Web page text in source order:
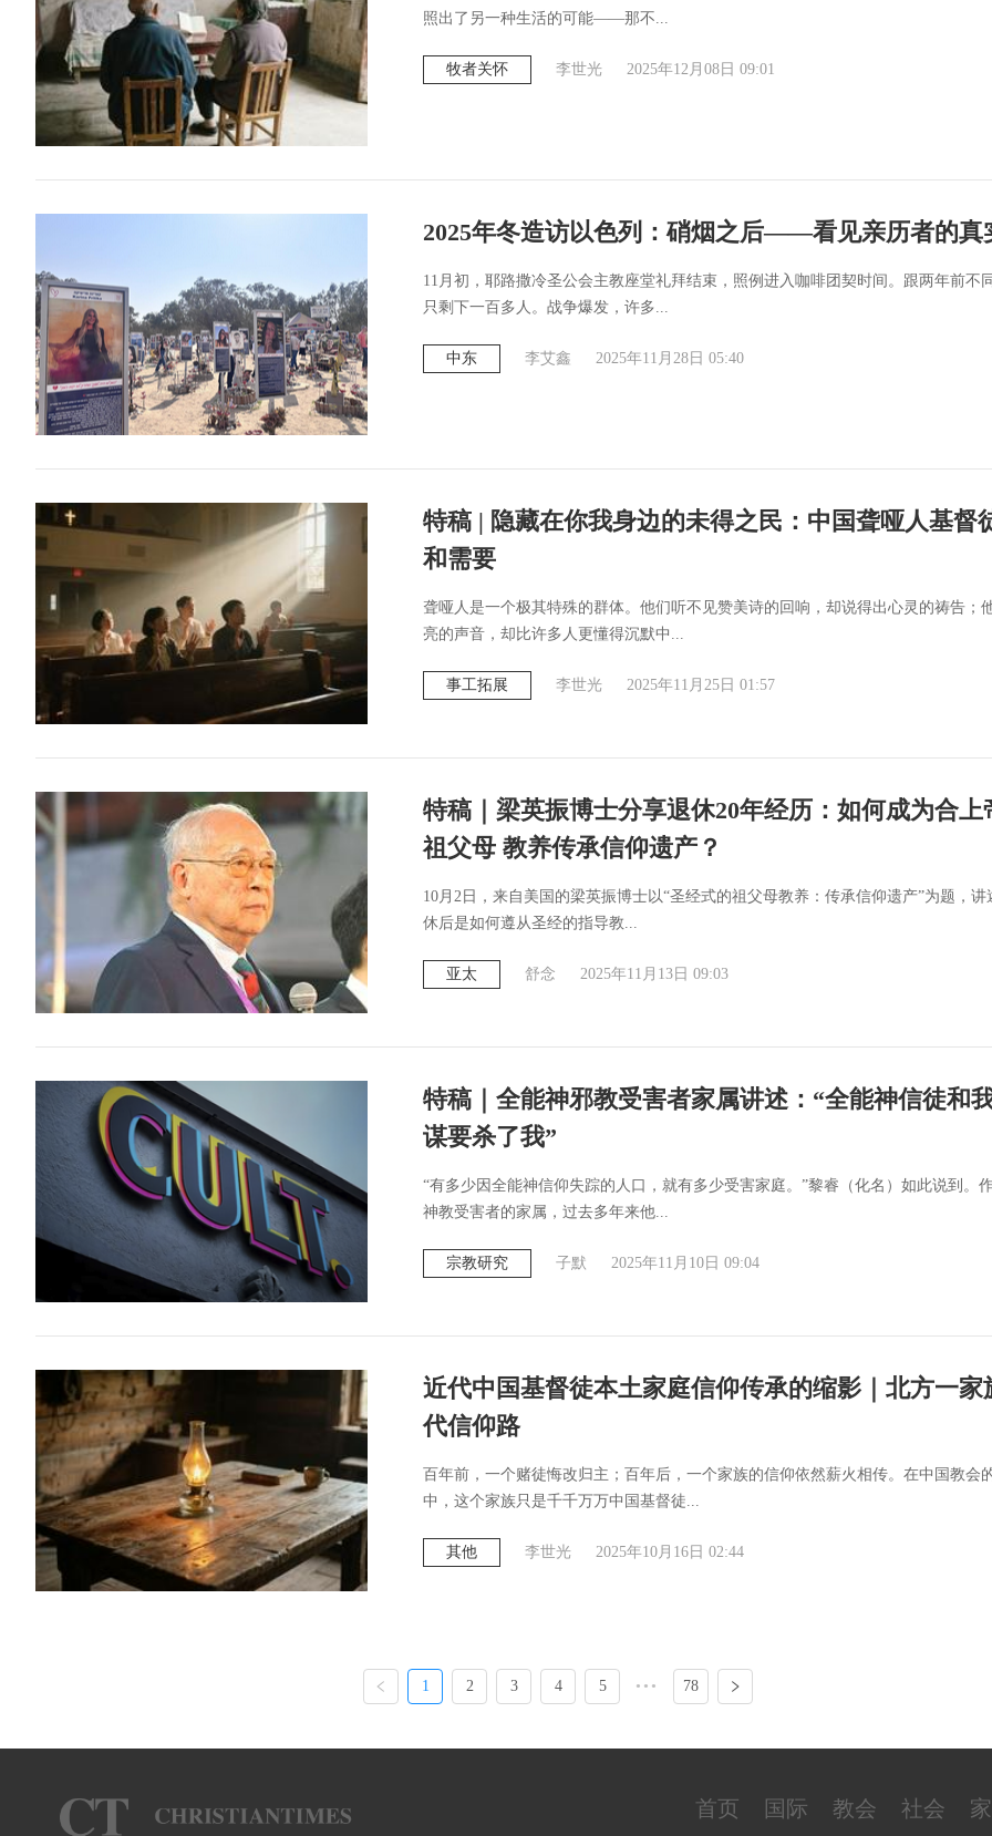
照出了另一种生活的可能——那不...
牧者关怀 李世光 2025年12月08日 09:01
2025年冬造访以色列：硝烟之后——看见亲历者的真
11月初，耶路撒冷圣公会主教座堂礼拜结束，照例进入咖啡团契时间。跟两年前不
只剩下一百多人。战争爆发，许多...
中东 李艾鑫 2025年11月28日 05:40
特稿 | 隐藏在你我身边的未得之民：中国聋哑人基督
和需要
聋哑人是一个极其特殊的群体。他们听不见赞美诗的回响，却说得出心灵的祷告；
亮的声音，却比许多人更懂得沉默中...
事工拓展 李世光 2025年11月25日 01:57
特稿｜梁英振博士分享退休20年经历：如何成为合上
祖父母 教养传承信仰遗产？
10月2日，来自美国的梁英振博士以“圣经式的祖父母教养：传承信仰遗产”为题，讲
休后是如何遵从圣经的指导教...
亚太 舒念 2025年11月13日 09:03
特稿｜全能神邪教受害者家属讲述：“全能神信徒和
谋要杀了我”
“有多少因全能神信仰失踪的人口，就有多少受害家庭。”黎睿（化名）如此说到。
神教受害者的家属，过去多年来他...
宗教研究 子默 2025年11月10日 09:04
近代中国基督徒本土家庭信仰传承的缩影｜北方一家
代信仰路
百年前，一个赌徒悔改归主；百年后，一个家族的信仰依然薪火相传。在中国教会
中，这个家族只是千千万万中国基督徒...
其他 李世光 2025年10月16日 02:44
1 2 3 4 5 ••• 78
首页 国际 教会 社会